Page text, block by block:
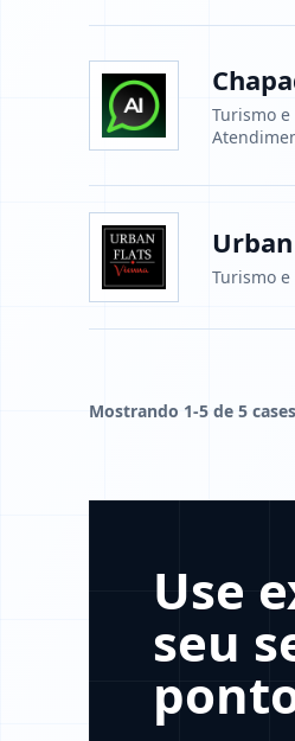
Turismo e
Turismo e
Mostrando 1-5 de 5 cases
Use
seu